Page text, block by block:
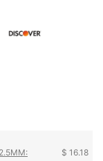
$ 16.18